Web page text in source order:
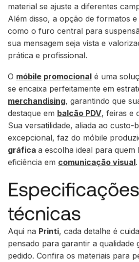
material se ajuste a diferentes
Além disso, a opção de formatos
como o furo central para
sua mensagem seja vista e
prática e profissional.
O móbile promocional é uma
se encaixa perfeitamente em
merchandising, garantindo que
destaque em balcão PDV, feiras e
Sua versatilidade, aliada ao custo-
excepcional, faz do móbile
gráfica a escolha ideal para quem
eficiência em comunicação visual.
Especificações
técnicas
Aqui na Printi, cada detalhe é
pensado para garantir a qualidade
pedido. Confira os materiais para